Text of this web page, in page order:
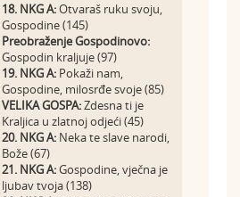
18. NKG A:Otvaraš ruku svoju,
Gospodine (145)
Preobraženje Gospodinovo:
Gospodin kraljuje (97)
19. NKG A: Pokaži nam,
Gospodine, milosrđe svoje (85)
VELIKA GOSPA:Zdesna ti je
Kraljica u zlatnoj odjeći (45)
20. NKG A: Neka te slave narodi,
Bože (67)
21. NKG A:Gospodine, vječna je
ljubav tvoja (138)